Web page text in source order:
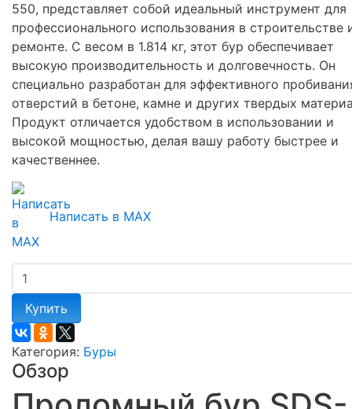
550, представляет собой идеальный инструмент для
профессионального использования в строительстве
ремонте. С весом в 1.814 кг, этот бур обеспечивает
высокую производительность и долговечность. Он
специально разработан для эффективного
отверстий в бетоне, камне и других твердых
Продукт отличается удобством в использовании и
высокой мощностью, делая вашу работу быстрее и
качественнее.
Написать в MAX
Купить
Категория: Буры
Обзор